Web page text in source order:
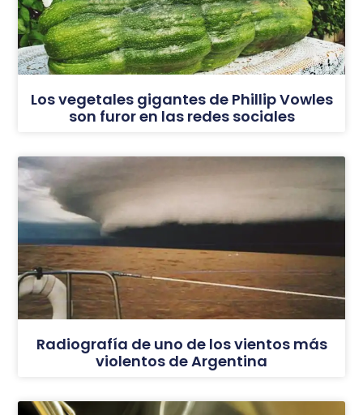
Los vegetales gigantes de Phillip Vowles
son furor en las redes sociales
Radiografía de uno de los vientos más
violentos de Argentina